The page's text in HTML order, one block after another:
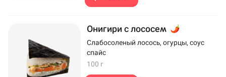
Онигири с лососем
Слабосоленый лосось, огурцы, соус
спайс
100 г